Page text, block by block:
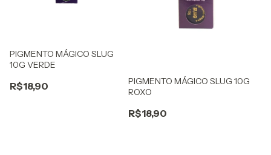
PIGMENTO MÁGICO SLUG
10G VERDE
R$18,90
PIGMENTO MÁGICO SLUG 10G
ROXO
R$18,90